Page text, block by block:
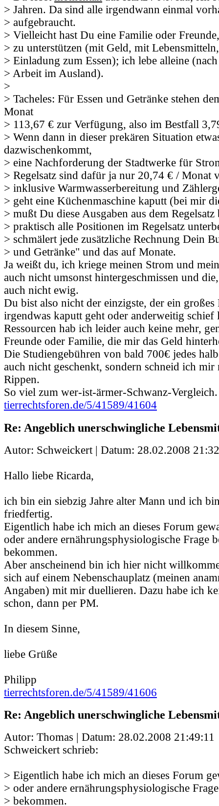
> Jahren. Da sind alle irgendwann einmal
> aufgebraucht.
> Vielleicht hast Du eine Familie oder
> zu unterstützen (mit Geld, mit
> Einladung zum Essen); ich lebe alleine
> Arbeit im Ausland).
>
> Tacheles: Für Essen und Getränke stehen
Monat
> 113,67 € zur Verfügung, also im Bestfall
> Wenn dann in dieser prekären Situation
dazwischenkommt,
> eine Nachforderung der Stadtwerke für
> Regelsatz sind dafür ja nur 20,74 € / Monat
> inklusive Warmwasserbereitung und
> geht eine Küchenmaschine kaputt (bei mir
> mußt Du diese Ausgaben aus dem Regelsatz
> praktisch alle Positionen im Regelsatz
> schmälert jede zusätzliche Rechnung Dein
> und Getränke" und das auf Monate.
Ja weißt du, ich kriege meinen Strom und
auch nicht umsonst hintergeschmissen und
auch nicht ewig.
Du bist also nicht der einzigste, der ein
irgendwas kaputt geht oder anderweitig schief
Ressourcen hab ich leider auch keine mehr,
Freunde oder Familie, die mir das Geld
Die Studiengebühren von bald 700€ jedes
auch nicht geschenkt, sondern schneid ich mir
Rippen.
So viel zum wer-ist-ärmer-Schwanz-Vergleich.
tierrechtsforen.de/5/41589/41604
Re: Angeblich unerschwingliche
Autor: Schweickert | Datum: 28.02.2008
Hallo liebe Ricarda,
ich bin ein siebzig Jahre alter Mann und ich
friedfertig.
Eigentlich habe ich mich an dieses Forum
oder andere ernährungsphysiologische Frage
bekommen.
Aber anscheinend bin ich hier nicht
sich auf einem Nebenschauplatz (meinen
Angaben) mit mir duellieren. Dazu habe ich
schon, dann per PM.
In diesem Sinne,
liebe Grüße
Philipp
tierrechtsforen.de/5/41589/41606
Re: Angeblich unerschwingliche
Autor: Thomas | Datum: 28.02.2008 21:49:11
Schweickert schrieb:
> Eigentlich habe ich mich an dieses Forum
> oder andere ernährungsphysiologische
> bekommen.